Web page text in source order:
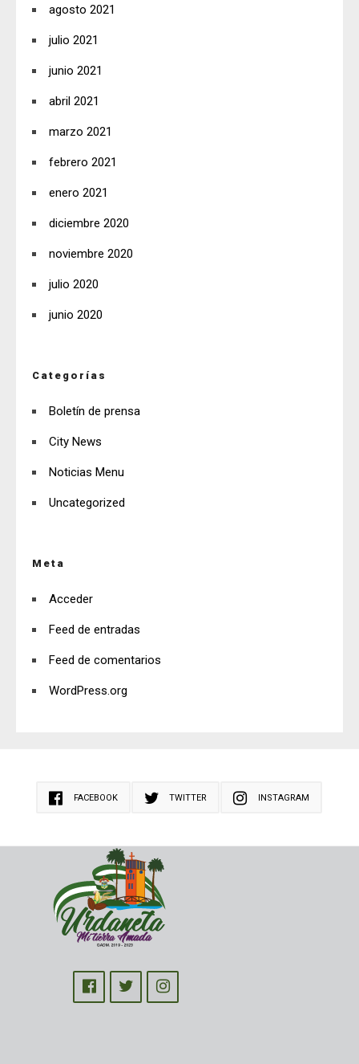
agosto 2021
julio 2021
junio 2021
abril 2021
marzo 2021
febrero 2021
enero 2021
diciembre 2020
noviembre 2020
julio 2020
junio 2020
Categorías
Boletín de prensa
City News
Noticias Menu
Uncategorized
Meta
Acceder
Feed de entradas
Feed de comentarios
WordPress.org
FACEBOOK TWITTER INSTAGRAM